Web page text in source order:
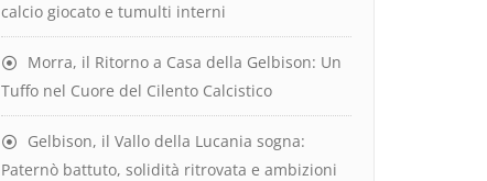
calcio giocato e tumulti interni
Morra, il Ritorno a Casa della Gelbison: Un
Tuffo nel Cuore del Cilento Calcistico
Gelbison, il Vallo della Lucania sogna:
Paternò battuto, solidità ritrovata e ambizioni